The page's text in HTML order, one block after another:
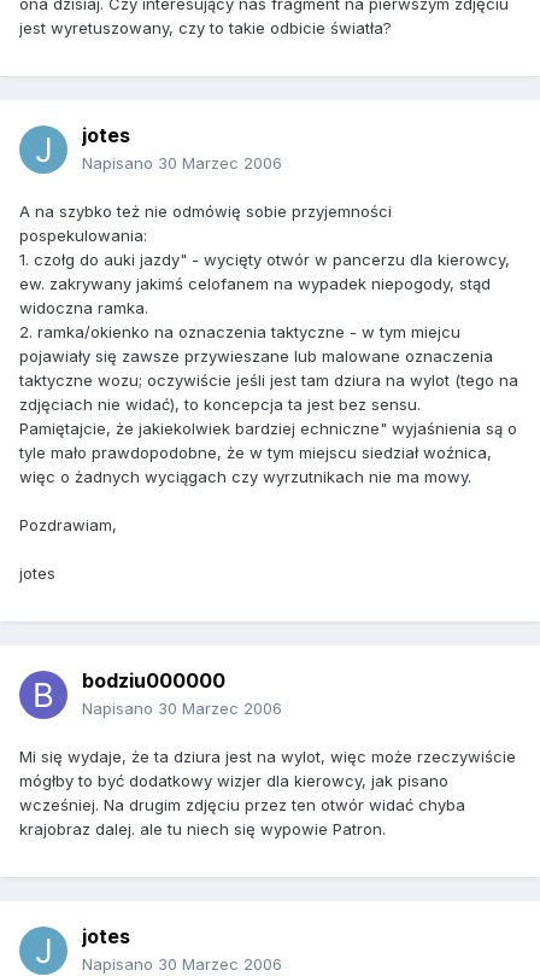
jest wyretuszowany, czy to takie odbicie światła?
jotes
Napisano 30 Marzec 2006
A na szybko też nie odmówię sobie przyjemności
pospekulowania:
1. czołg do auki jazdy" - wycięty otwór w pancerzu dla kierowcy,
ew. zakrywany jakimś celofanem na wypadek niepogody, stąd
widoczna ramka.
2. ramka/okienko na oznaczenia taktyczne - w tym miejcu
pojawiały się zawsze przywieszane lub malowane oznaczenia
taktyczne wozu; oczywiście jeśli jest tam dziura na wylot (tego na
zdjęciach nie widać), to koncepcja ta jest bez sensu.
Pamiętajcie, że jakiekolwiek bardziej echniczne" wyjaśnienia są o
tyle mało prawdopodobne, że w tym miejscu siedział woźnica,
więc o żadnych wyciągach czy wyrzutnikach nie ma mowy.
Pozdrawiam,
jotes
bodziu000000
Napisano 30 Marzec 2006
Mi się wydaje, że ta dziura jest na wylot, więc może rzeczywiście
mógłby to być dodatkowy wizjer dla kierowcy, jak pisano
wcześniej. Na drugim zdjęciu przez ten otwór widać chyba
krajobraz dalej. ale tu niech się wypowie Patron.
jotes
Napisano 30 Marzec 2006